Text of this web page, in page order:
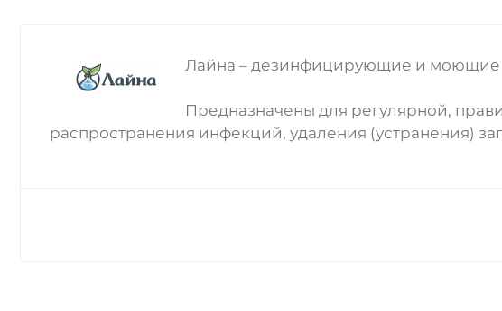
Лайна – дезинфицирующие и моющие
Предназначены для регулярной,
распространения инфекций, удаления (устранения)